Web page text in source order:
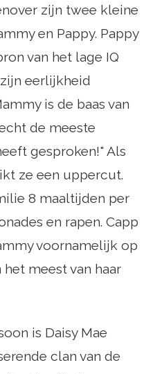
zijn twee kleine
en Pappy. Pappy
van het lage IQ
eerlijkheid
is de baas van
de meeste
gesproken!" Als
ze een uppercut.
8 maaltijden per
en rapen. Capp
voornamelijk op
meest van haar
is Daisy Mae
clan van de